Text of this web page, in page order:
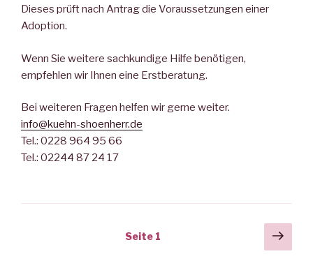
Dieses prüft nach Antrag die Voraussetzungen einer
Adoption.
Wenn Sie weitere sachkundige Hilfe benötigen,
empfehlen wir Ihnen eine Erstberatung.
Bei weiteren Fragen helfen wir gerne weiter.
info@kuehn-shoenherr.de
Tel.: 0228 964 95 66
Tel.: 02244 87 24 17
Beitragsnavigation
Seite 1